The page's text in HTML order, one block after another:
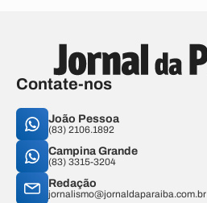
Contate-nos
João Pessoa
(83) 2106.1892
Campina Grande
(83) 3315-3204
Redação
jornalismo@jornaldaparaiba.com.br